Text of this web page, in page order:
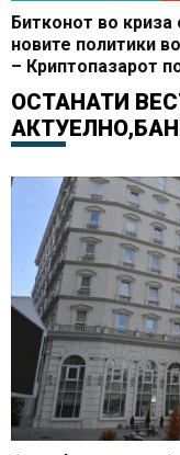
Битконот во криза
новите политики
– Криптопазарот
силен притисок
ОСТАНАТИ
АКТУЕЛНО,